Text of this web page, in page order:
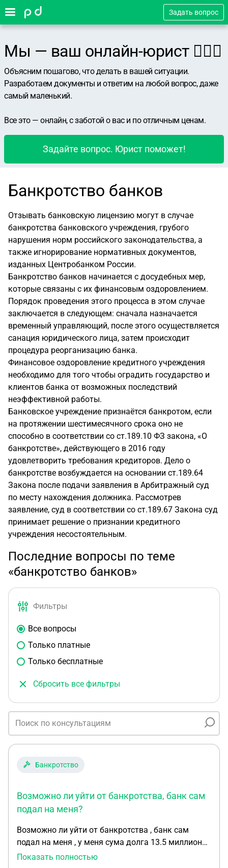
Задать вопрос
Мы — ваш онлайн-юрист 👨🏻‍⚖️
Объясним пошагово, что делать в вашей ситуации.
Разработаем документы и ответим на любой вопрос, даже
самый маленький.
Все это — онлайн, с заботой о вас и по отличным ценам.
Задайте вопрос. Юрист поможет!
Банкротство банков
Отзывать банковскую лицензию могут в случае
банкротства банковского учреждения, грубого
нарушения норм российского законодательства, а
также игнорирование нормативных документов,
изданных Центробанком России.
Банкротство банков начинается с досудебных мер,
которые связаны с их финансовым оздоровлением.
Порядок проведения этого процесса в этом случае
заключается в следующем: сначала назначается
временный управляющий, после этого осуществляется
санация юридического лица, затем происходит
процедура реорганизацию банка.
Финансовое оздоровление кредитного учреждения
необходимо для того чтобы оградить государство и
клиентов банка от возможных последствий
неэффективной работы.
Банковское учреждение признаётся банкротом, если
на протяжении шестимесячного срока оно не
способно в соответствии со ст.189.10 ФЗ закона, «О
банкротстве», действующего в 2016 году
удовлетворить требования кредиторов. Дело о
банкротстве возбуждается на основании ст.189.64
Закона после подачи заявления в Арбитражный суд
по месту нахождения должника. Рассмотрев
заявление, суд в соответствии со ст.189.67 Закона суд
принимает решение о признании кредитного
учреждения несостоятельным.
Последние вопросы по теме
«банкротство банков»
Фильтры
Все вопросы
Только платные
Только бесплатные
Сбросить все фильтры
Банкротство
Возможно ли уйти от банкротства, банк сам
подал на меня?
Возможно ли уйти от банкротства , банк сам
подал на меня , у меня сума долга 13.5 миллионов
а залоговое имущество по судебной оценке 48
Показать полностью